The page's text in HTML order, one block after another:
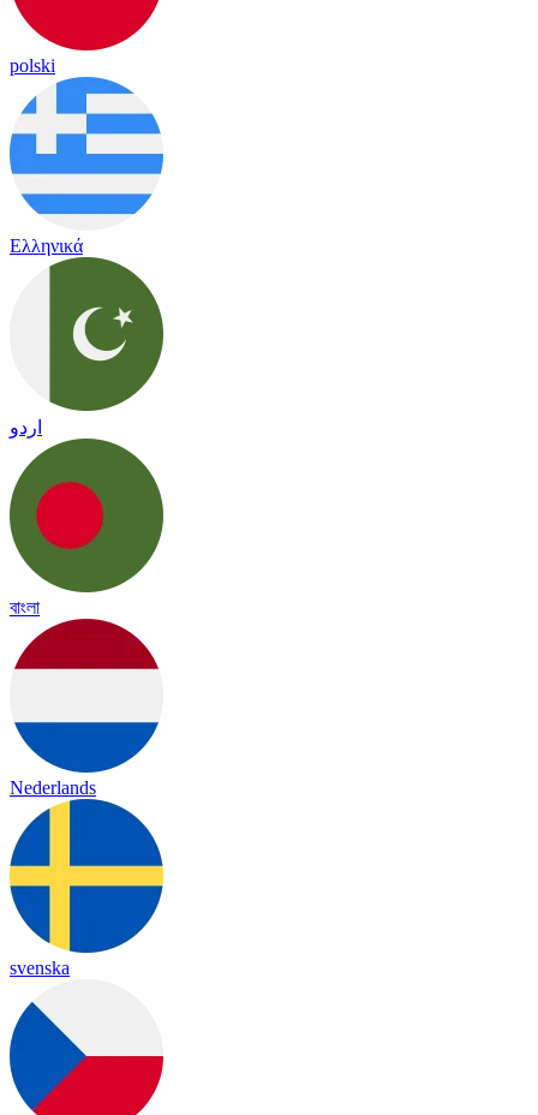
polski
Ελληνικά
اردو
বাংলা
Nederlands
svenska